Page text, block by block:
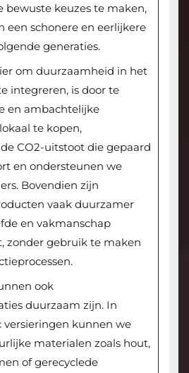
bewuste keuzes te maken,
een schonere en eerlijkere
generaties.
om duurzaamheid in het
integreren, is door te
en ambachtelijke
te kopen,
CO2-uitstoot die gepaard
en ondersteunen we
Bovendien zijn
vaak duurzamer
en vakmanschap
zonder gebruik te maken
ook
duurzaam zijn. In
versieringen kunnen we
materialen zoals hout,
of gerecyclede